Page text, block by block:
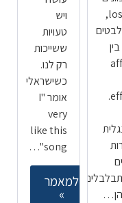
ל-lose,
effect.
ויש
טעויות
ששייכות
רק לנו.
כשישראלי
אומר "I
very
like this
song"…
למאמר
»